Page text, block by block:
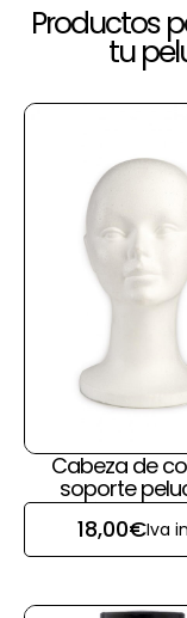
Productos
tu
Cabeza de
soporte
prótesis
18,00€Iva